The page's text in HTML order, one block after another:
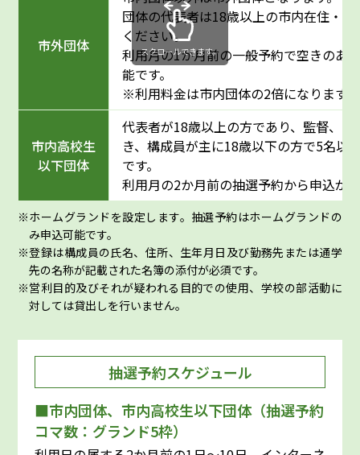
市外団体
団体の代表者は18歳以上の市内在住・
ください。
利用月の1か月前の一般予約で空きのあ
能です。
※利用料金は市内団体の2倍になります。
市内高校生
以下団体
代表者が18歳以上の方であり、監督、
き、構成員が主に18歳以下の方で5名以
です。
利用月の2か月前の抽選予約から申込が
スクロールできます。
ホームグランドを設定します。抽選予約はホームグランドの
み申込可能です。
登録は構成員の氏名、住所、生年月日及び勤務先または通学
先の名称が記載された名簿の添付が必須です。
営利目的及びそれが疑われる目的での使用、学校の部活動に
対しては貸出しを行いません。
抽選予約スケジュール
■市内団体、市内高校生以下団体（抽選予約
コマ数：グランド5枠）